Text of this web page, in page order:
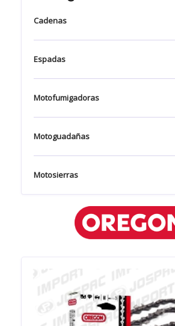
Cadenas
Espadas
Motofumigadoras
Motoguadañas
Motosierras